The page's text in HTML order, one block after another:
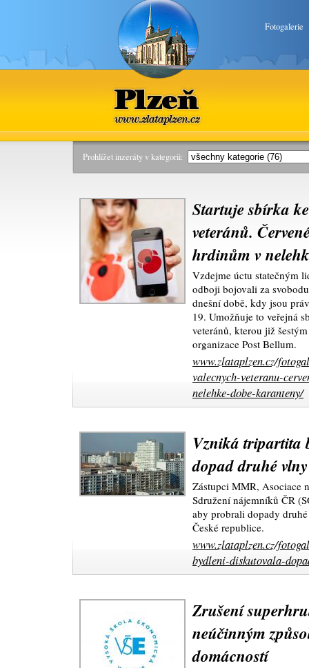
Fotogalerie
Plzeň
www.zlataplzen.cz
Prohlížet inzeráty v kategorii:
Startuje sbírka
veteránů.
hrdinům v
Vzdejme úctu statečným
odboji bojovali za
dnešní době, kdy jsou
19. Umožňuje to veřejná
veteránů, kterou již
organizace Post Bellum.
www.zlataplzen.cz/
valecnych-veteranu-
nelehke-dobe-karanteny/
Vzniká tripartita
dopad druhé
Zástupci MMR, Asociace
Sdružení nájemníků ČR
aby probrali dopady
České republice.
www.zlataplzen.cz/
bydleni-diskutovala-
Zrušení
neúčinným
domácností